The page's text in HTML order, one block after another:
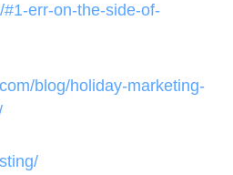
err-on-the-side-of-
blog/holiday-marketing-